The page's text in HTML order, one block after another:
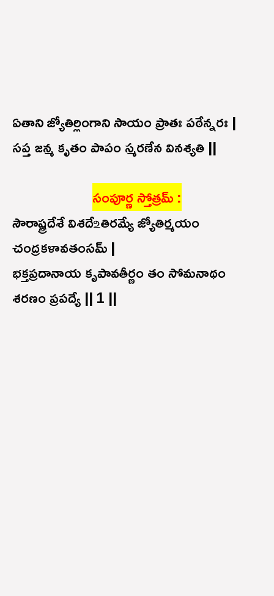
ఏతాని జ్యోతిర్లింగాని సాయం ప్రాతః పఠేన్నరః |
సప్త జన్మ కృతం పాపం స్మరణేన వినశ్యతి ||
సంపూర్ణ స్తోత్రమ్ :
సౌరాష్ట్రదేశే విశదే ‌உతిరమ్యే జ్యోతిర్మయం
చంద్రకళావతంసమ్ |
భక్తప్రదానాయ కృపావతీర్ణం తం సోమనాథం
శరణం ప్రపద్యే || 1 ||